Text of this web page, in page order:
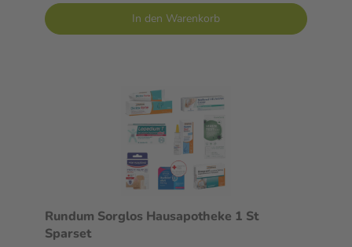
In den Warenkorb
Rundum Sorglos Hausapotheke 1 St
Sparset